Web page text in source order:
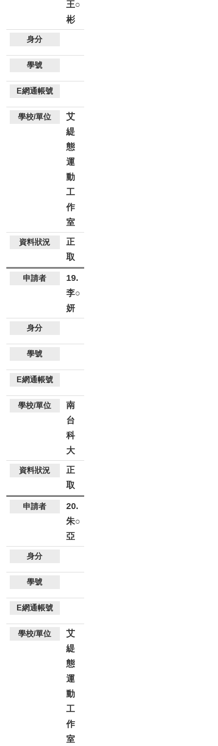
王○
彬
艾
緹
態
運
動
工
作
室
正
取
19.
李○
妍
南
台
科
大
正
取
20.
朱○
亞
艾
緹
態
運
動
工
作
室